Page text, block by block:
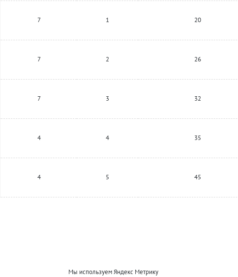
7 1 20
7 2 26
7 3 32
4 4 35
4 5 45
Мы используем Яндекс Метрику